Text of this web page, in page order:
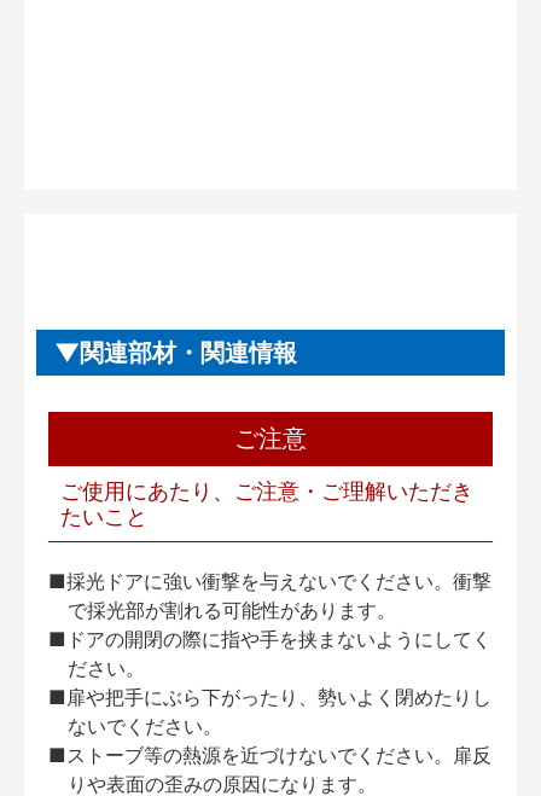
関連部材・関連情報
ご注意
ご使用にあたり、ご注意・ご理解いただき
たいこと
■採光ドアに強い衝撃を与えないでください。衝撃
で採光部が割れる可能性があります。
■ドアの開閉の際に指や手を挟まないようにしてく
ださい。
■扉や把手にぶら下がったり、勢いよく閉めたりし
ないでください。
■ストーブ等の熱源を近づけないでください。扉反
りや表面の歪みの原因になります。